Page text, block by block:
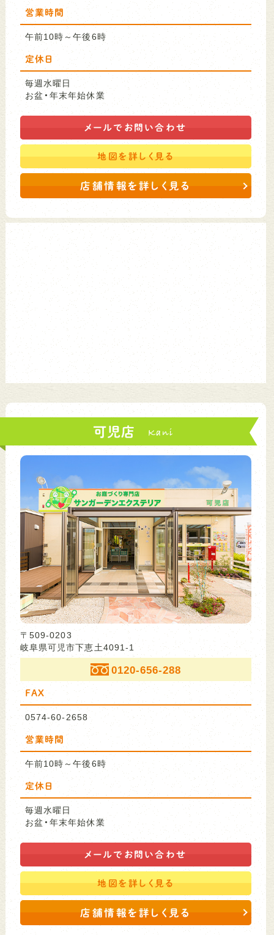
営業時間
午前10時～午後6時
定休日
毎週水曜日
お盆・年末年始休業
メールで お問い合わせ
地図を詳しく見る
店舗情報を詳しく見る
可児店
〒509-0203
岐阜県可児市下恵土4091-1
0120-656-288
FAX
0574-60-2658
営業時間
午前10時～午後6時
定休日
毎週水曜日
お盆・年末年始休業
メールで お問い合わせ
地図を詳しく見る
店舗情報を詳しく見る